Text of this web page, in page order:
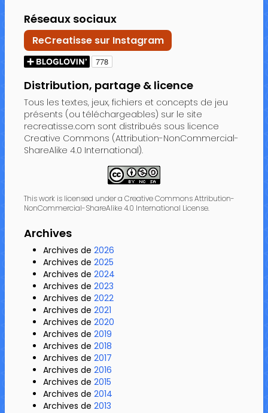
Réseaux sociaux
ReCreatisse sur Instagram
Distribution, partage & licence
Tous les textes, jeux, fichiers et concepts de jeu
présents (ou téléchargeables) sur le site
recreatisse.com sont distribués sous licence
Creative Commons (Attribution-NonCommercial-
ShareAlike 4.0 International).
This work is licensed under a Creative Commons Attribution-
NonCommercial-ShareAlike 4.0 International License.
Archives
Archives de 2026
Archives de 2025
Archives de 2024
Archives de 2023
Archives de 2022
Archives de 2021
Archives de 2020
Archives de 2019
Archives de 2018
Archives de 2017
Archives de 2016
Archives de 2015
Archives de 2014
Archives de 2013